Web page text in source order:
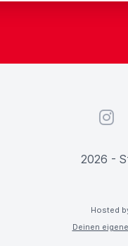
2026 -
Hosted
Deinen